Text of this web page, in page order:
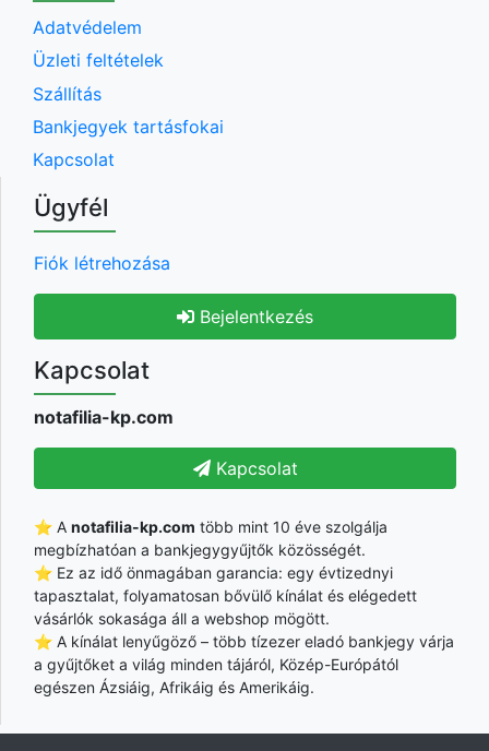
Adatvédelem
Üzleti feltételek
Szállítás
Bankjegyek tartásfokai
Kapcsolat
Ügyfél
Fiók létrehozása
Bejelentkezés
Kapcsolat
notafilia-kp.com
Kapcsolat
⭐ A notafilia-kp.com több mint 10 éve szolgálja
megbízhatóan a bankjegygyűjtők közösségét.
⭐ Ez az idő önmagában garancia: egy évtizednyi
tapasztalat, folyamatosan bővülő kínálat és elégedett
vásárlók sokasága áll a webshop mögött.
⭐ A kínálat lenyűgöző – több tízezer eladó bankjegy várja
a gyűjtőket a világ minden tájáról, Közép-Európától
egészen Ázsiáig, Afrikáig és Amerikáig.